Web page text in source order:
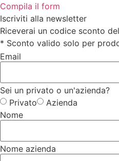
Compila il form
Iscriviti alla newsletter
Riceverai un codice sconto
* Sconto valido solo per
Email
Sei un privato o un'azienda?
Privato
Azienda
Nome
Nome azienda